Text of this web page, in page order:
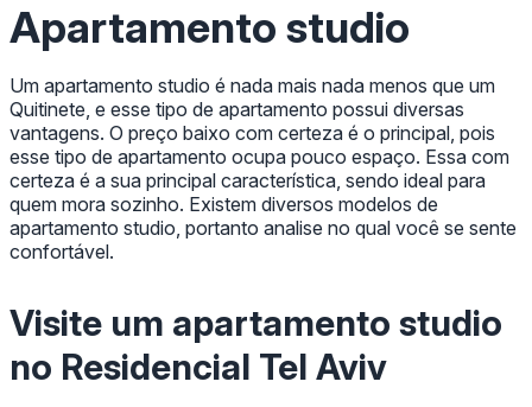
Apartamento studio
Um apartamento studio é nada mais nada menos que um
Quitinete, e esse tipo de apartamento possui diversas
vantagens. O preço baixo com certeza é o principal, pois
esse tipo de apartamento ocupa pouco espaço. Essa com
certeza é a sua principal característica, sendo ideal para
quem mora sozinho. Existem diversos modelos de
apartamento studio, portanto analise no qual você se sente
confortável.
Visite um apartamento studio
no Residencial Tel Aviv